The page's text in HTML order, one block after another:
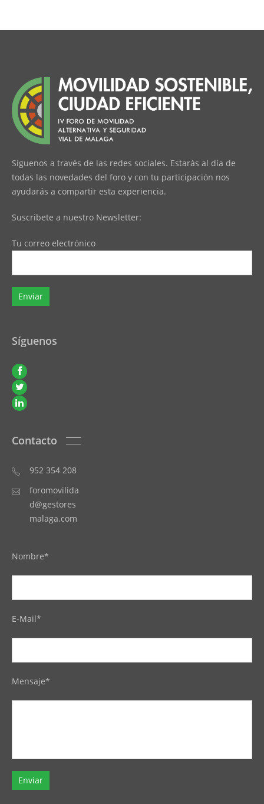
Síguenos a través de las redes sociales. Estarás al día de
todas las novedades del foro y con tu participación nos
ayudarás a compartir esta experiencia.
Suscribete a nuestro Newsletter:
Tu correo electrónico
Síguenos
Contacto
952 354 208
foromovilida
d@gestores
malaga.com
Nombre*
E-Mail*
Mensaje*